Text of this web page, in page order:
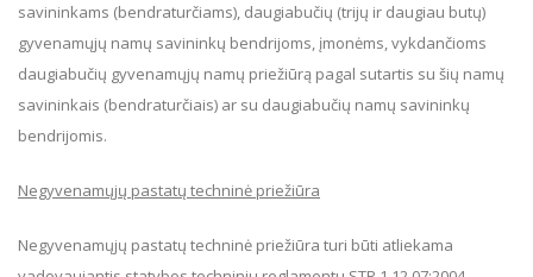
savininkams (bendraturčiams), daugiabučių (trijų ir daugiau butų)
gyvenamųjų namų savininkų bendrijoms, įmonėms, vykdančioms
daugiabučių gyvenamųjų namų priežiūrą pagal sutartis su šių namų
savininkais (bendraturčiais) ar su daugiabučių namų savininkų
bendrijomis.
Negyvenamųjų pastatų techninė priežiūra
Negyvenamųjų pastatų techninė priežiūra turi būti atliekama